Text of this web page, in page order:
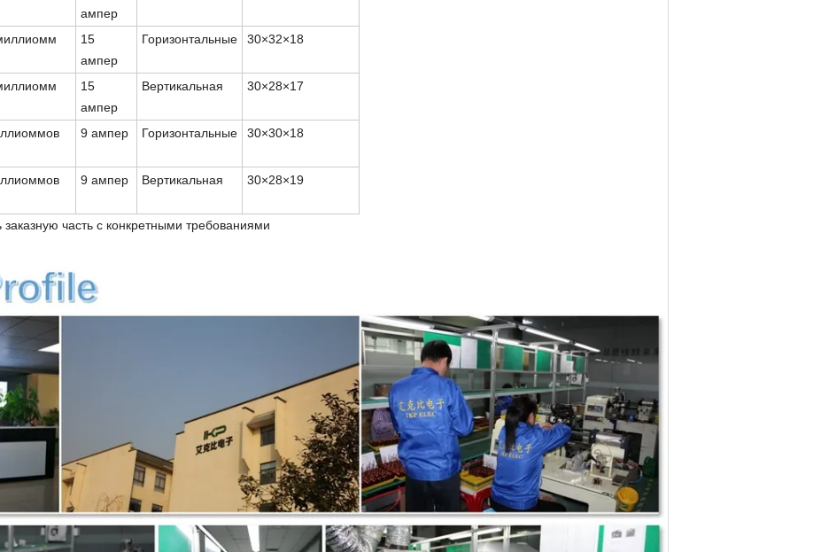
ампер
15
ампер
Горизонтальные 30×32×18
15
ампер
Вертикальная 30×28×17
9 ампер Горизонтальные 30×30×18
9 ампер Вертикальная 30×28×19
часть с конкретными требованиями